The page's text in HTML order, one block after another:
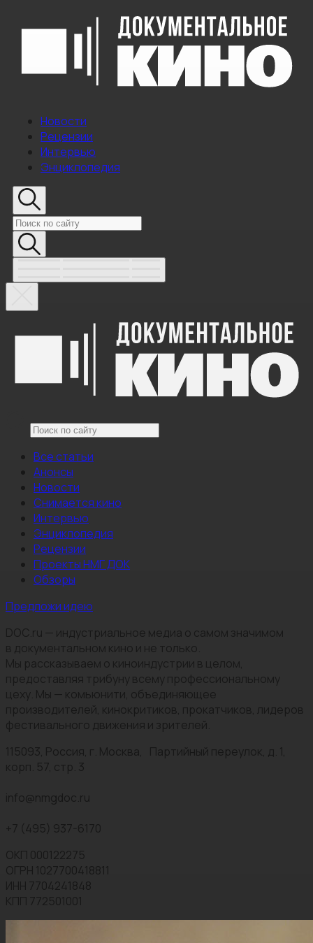
Новости
Рецензии
Интервью
Энциклопедия
Все статьи
Анонсы
Новости
Снимается кино
Интервью
Энциклопедия
Рецензии
Проекты НМГ ДОК
Обзоры
Предложи идею
DOC.ru — индустриальное медиа о самом значимом
в документальном кино и не только.
Мы рассказываем о киноиндустрии в целом,
предоставляя трибуну всему профессиональному
цеху. Мы — комьюнити, объединяющее
производителей, кинокритиков, прокатчиков, лидеров
фестивального движения и зрителей.
115093, Россия, г. Москва, Партийный переулок, д. 1,
корп. 57, стр. 3
info@nmgdoc.ru
+7 (495) 937-6170
ОКП 000122275
ОГРН 1027700418811